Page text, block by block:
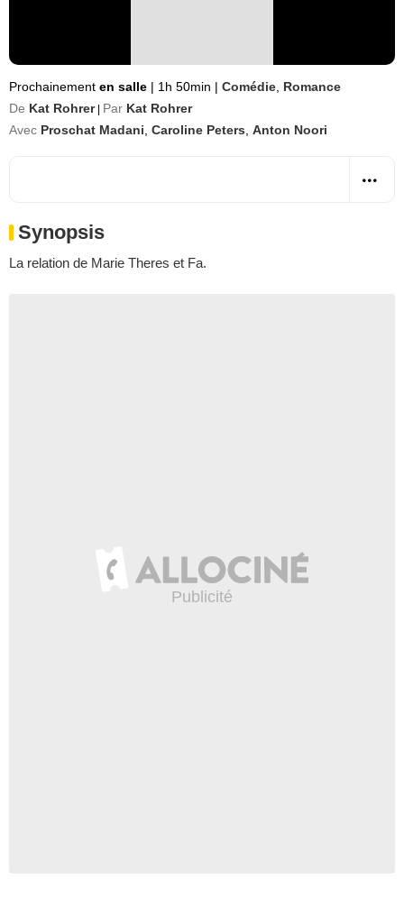
Prochainement en salle | 1h 50min | Comédie Romance
De Kat Rohrer Par Kat Rohrer
Avec Proschat Madani Caroline Peters Anton Noori
Synopsis
La relation de Marie Theres et Fa.